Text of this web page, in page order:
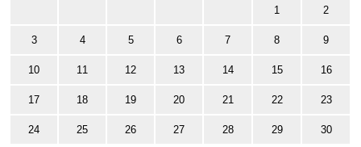
1 2
3 4 5 6 7 8 9
10 11 12 13 14 15 16
17 18 19 20 21 22 23
24 25 26 27 28 29 30